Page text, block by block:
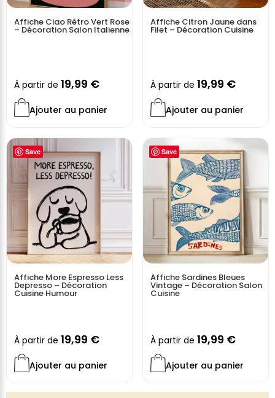
Affiche Ciao Rétro Vert Rose
– Décoration Salon Italienne
À partir de 19,99 €
Ajouter au panier
Affiche Citron Jaune dans
Filet – Décoration Cuisine
À partir de 19,99 €
Ajouter au panier
Save
Affiche More Espresso Less
Depresso – Décoration
Cuisine Humour
À partir de 19,99 €
Ajouter au panier
Save
Affiche Sardines Bleues
Vintage – Décoration Salon
Cuisine
À partir de 19,99 €
Ajouter au panier